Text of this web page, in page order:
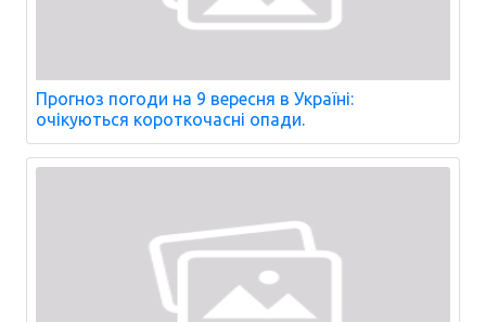
Прогноз погоди на 9 вересня в Україні:
очікуються короткочасні опади.